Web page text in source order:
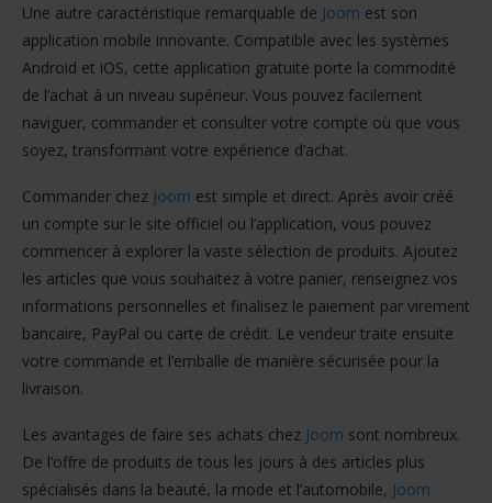
Une autre caractéristique remarquable de Joom est son
application mobile innovante. Compatible avec les systèmes
Android et iOS, cette application gratuite porte la commodité
de l’achat à un niveau supérieur. Vous pouvez facilement
naviguer, commander et consulter votre compte où que vous
soyez, transformant votre expérience d’achat.
Commander chez Joom est simple et direct. Après avoir créé
un compte sur le site officiel ou l’application, vous pouvez
commencer à explorer la vaste sélection de produits. Ajoutez
les articles que vous souhaitez à votre panier, renseignez vos
informations personnelles et finalisez le paiement par virement
bancaire, PayPal ou carte de crédit. Le vendeur traite ensuite
votre commande et l’emballe de manière sécurisée pour la
livraison.
Les avantages de faire ses achats chez Joom sont nombreux.
De l’offre de produits de tous les jours à des articles plus
spécialisés dans la beauté, la mode et l’automobile, Joom